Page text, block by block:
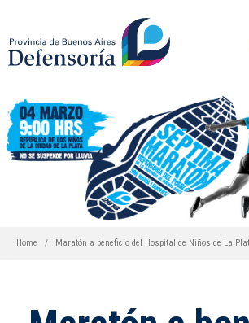
Home Maratón a beneficio del Hospital de Niños de La